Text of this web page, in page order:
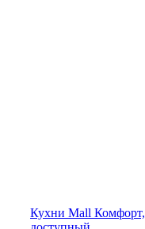
Кухни Mall Комфорт,